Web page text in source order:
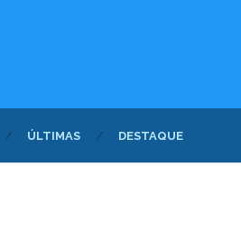
ÚLTIMAS DESTAQUE